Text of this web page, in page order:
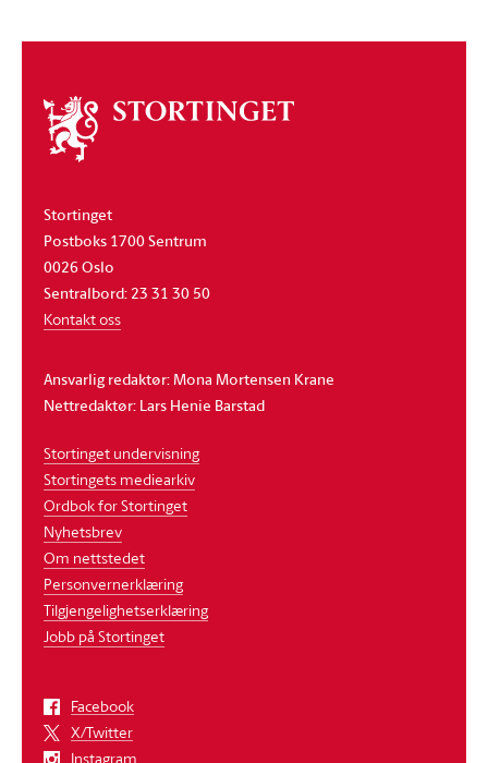
Om
stortinget
Stortinget
Postboks 1700 Sentrum
0026 Oslo
Sentralbord: 23 31 30 50
Kontakt oss
Ansvarlig redaktør: Mona Mortensen Krane
Nettredaktør: Lars Henie Barstad
Stortinget undervisning
Stortingets mediearkiv
Ordbok for Stortinget
Nyhetsbrev
Om nettstedet
Personvernerklæring
Tilgjengelighetserklæring
Jobb på Stortinget
Facebook
X/Twitter
Instagram